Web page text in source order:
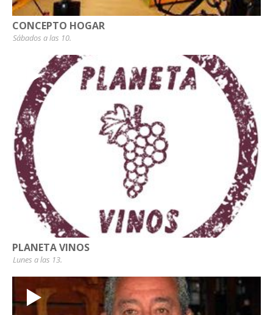
CONCEPTO HOGAR
Sábados a las 10.
PLANETA VINOS
Lunes a las 13.